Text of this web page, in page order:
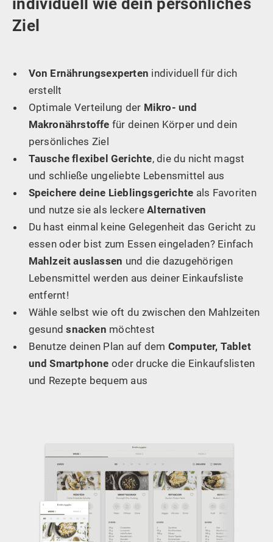
Ziel
Von Ernährungsexperten individuell für dich
erstellt
Optimale Verteilung der Mikro- und
Makronährstoffe für deinen Körper und dein
persönliches Ziel
Tausche flexibel Gerichte, die du nicht magst
und schließe ungeliebte Lebensmittel aus
Speichere deine Lieblingsgerichte als Favoriten
und nutze sie als leckereAlternativen
Du hast einmal keine Gelegenheit das Gericht zu
essen oder bist zum Essen eingeladen? Einfach
Mahlzeit auslassen und die dazugehörigen
Lebensmittel werden aus deiner Einkaufsliste
entfernt!
Wähle selbst wie oft du zwischen den Mahlzeiten
gesundsnacken möchtest
Benutze deinen Plan auf dem Computer, Tablet
und Smartphone oder drucke die Einkaufslisten
und Rezepte bequem aus